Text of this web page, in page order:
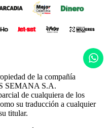
de la compañía
SEMANA S.A.
de cualquiera de los
su traducción a cualquier
titular.